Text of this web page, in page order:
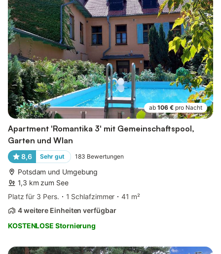
ab 106 € pro Nacht
Apartment 'Romantika 3' mit Gemeinschaftspool,
Garten und Wlan
8,6 Sehr gut 183 Bewertungen
Potsdam und Umgebung
1,3 km zum See
Platz für 3 Pers.
1 Schlafzimmer
41 m²
4 weitere Einheiten verfügbar
KOSTENLOSE Stornierung